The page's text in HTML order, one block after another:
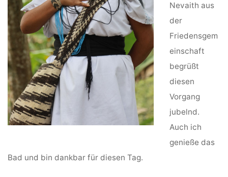
Nevaith aus
der
Friedensgem
einschaft
begrüßt
diesen
Vorgang
jubelnd.
Auch ich
genieße das
Bad und bin dankbar für diesen Tag.